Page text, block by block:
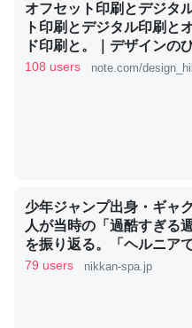
くらい。小説でいう「ず
ど、短期記憶というには多
かりやすく強くなりそう
─GPTの仕組みと限界について
昆虫ってカルシウム少ない
コオロギのカルシウム分は
─ニュース :: 【研究発表】昆虫
いのか」に関する新仮説
オフセット印刷とデジタ
ト印刷とデジタル印刷と
ド印刷と。｜デザイン
津田淳子
108 users note.com/
少年ジャンプ出身・ギャ
人が当時の「過酷すぎる
を振り返る。「ヘルニア
も原稿は落とさない」ス
79 users nikkan-spa.jp